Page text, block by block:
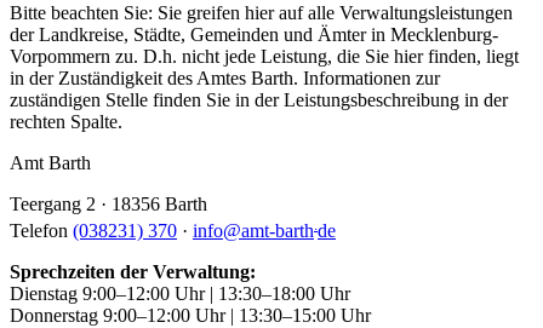
Bitte beachten Sie: Sie greifen hier auf alle Verwaltungsleistungen
der Landkreise, Städte, Gemeinden und Ämter in Mecklenburg-
Vorpommern zu. D.h. nicht jede Leistung, die Sie hier finden, liegt
in der Zuständigkeit des Amtes Barth. Informationen zur
zuständigen Stelle finden Sie in der Leistungsbeschreibung in der
rechten Spalte.
Amt Barth
Teergang 2 · 18356 Barth
Telefon (038231) 370 · info@amt-barth de
Sprechzeiten der Verwaltung:
Dienstag 9:00–12:00 Uhr | 13:30–18:00 Uhr
Donnerstag 9:00–12:00 Uhr | 13:30–15:00 Uhr